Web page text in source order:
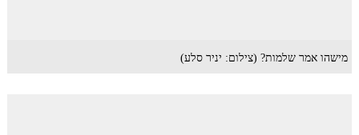
מישהו אמר שלמות? (צילום: יניר סלע)